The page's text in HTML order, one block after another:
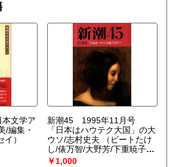
文学ア
/編集・
）
新潮45 1995年11月号
「日本はハウテク大国」の大
ウソ/志村史夫
（ビートたけ
し/俵万智/大野芳/下重暁子
他）
￥1,000